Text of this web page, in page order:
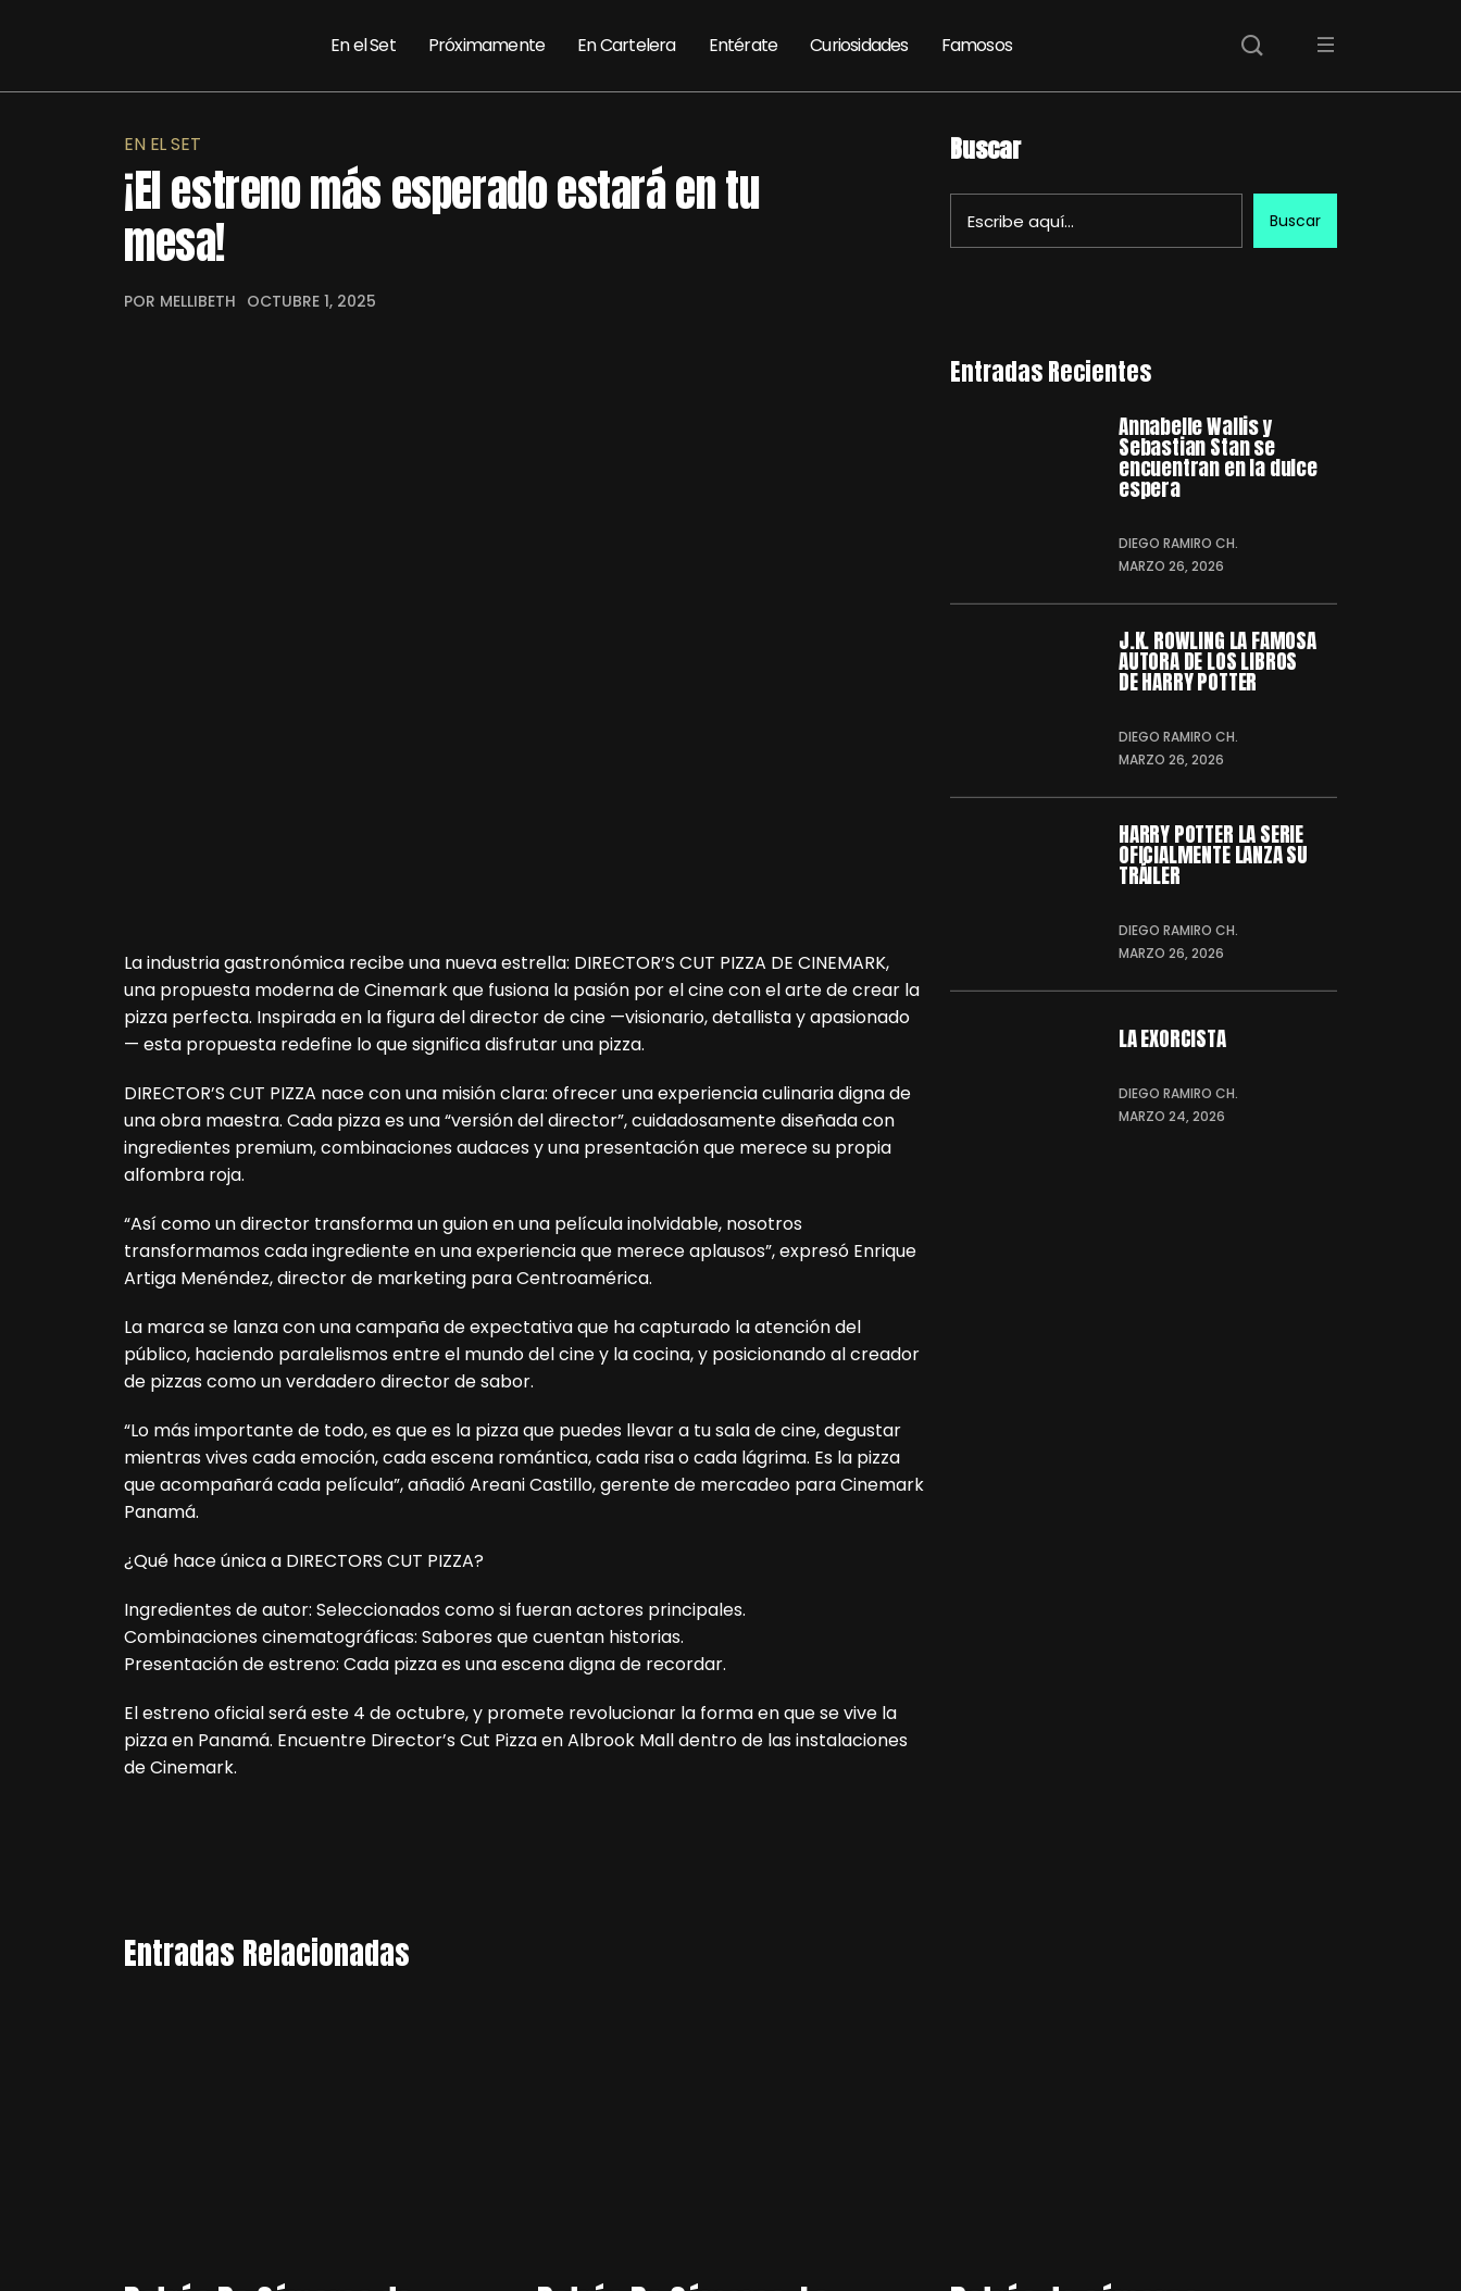
En el Set Próximamente En Cartelera Entérate Curiosidades Famosos
EN EL SET
¡El estreno más esperado estará en tu
mesa!
POR MELLIBETH OCTUBRE 1, 2025
La industria gastronómica recibe una nueva estrella: DIRECTOR’S CUT PIZZA DE CINEMARK,
una propuesta moderna de Cinemark que fusiona la pasión por el cine con el arte de crear la
pizza perfecta. Inspirada en la figura del director de cine —visionario, detallista y apasionado
— esta propuesta redefine lo que significa disfrutar una pizza.
DIRECTOR’S CUT PIZZA nace con una misión clara: ofrecer una experiencia culinaria digna de
una obra maestra. Cada pizza es una “versión del director”, cuidadosamente diseñada con
ingredientes premium, combinaciones audaces y una presentación que merece su propia
alfombra roja.
“Así como un director transforma un guion en una película inolvidable, nosotros
transformamos cada ingrediente en una experiencia que merece aplausos”, expresó Enrique
Artiga Menéndez, director de marketing para Centroamérica.
La marca se lanza con una campaña de expectativa que ha capturado la atención del
público, haciendo paralelismos entre el mundo del cine y la cocina, y posicionando al creador
de pizzas como un verdadero director de sabor.
“Lo más importante de todo, es que es la pizza que puedes llevar a tu sala de cine, degustar
mientras vives cada emoción, cada escena romántica, cada risa o cada lágrima. Es la pizza
que acompañará cada película”, añadió Areani Castillo, gerente de mercadeo para Cinemark
Panamá.
¿Qué hace única a DIRECTORS CUT PIZZA?
Ingredientes de autor: Seleccionados como si fueran actores principales.
Combinaciones cinematográficas: Sabores que cuentan historias.
Presentación de estreno: Cada pizza es una escena digna de recordar.
El estreno oficial será este 4 de octubre, y promete revolucionar la forma en que se vive la
pizza en Panamá. Encuentre Director’s Cut Pizza en Albrook Mall dentro de las instalaciones
de Cinemark.
Buscar
Buscar
Entradas Recientes
Annabelle Wallis y
Sebastian Stan se
encuentran en la dulce
espera
DIEGO RAMIRO CH.
MARZO 26, 2026
J.K. ROWLING LA FAMOSA
AUTORA DE LOS LIBROS
DE HARRY POTTER
DIEGO RAMIRO CH.
MARZO 26, 2026
HARRY POTTER LA SERIE
OFICIALMENTE LANZA SU
TRÁILER
DIEGO RAMIRO CH.
MARZO 26, 2026
LA EXORCISTA
DIEGO RAMIRO CH.
MARZO 24, 2026
Entradas Relacionadas